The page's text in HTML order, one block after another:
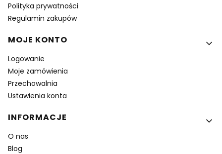
Polityka prywatności
Regulamin zakupów
MOJE KONTO
Logowanie
Moje zamówienia
Przechowalnia
Ustawienia konta
INFORMACJE
O nas
Blog